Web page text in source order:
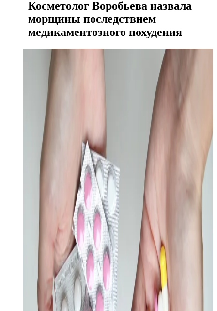
Косметолог Воробьева назвала
морщины последствием
медикаментозного похудения